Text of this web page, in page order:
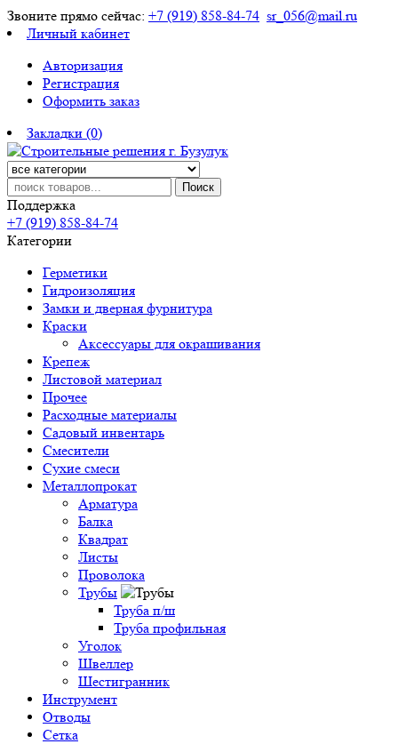
Звоните прямо сейчас: +7 (919) 858-84-74 sr_056@mail.ru
Личный кабинет
Авторизация
Регистрация
Оформить заказ
Закладки (0)
Поиск
Поддержка
+7 (919) 858-84-74
Категории
Герметики
Гидроизоляция
Замки и дверная фурнитура
Краски
Аксессуары для окрашивания
Крепеж
Листовой материал
Прочее
Расходные материалы
Садовый инвентарь
Смесители
Сухие смеси
Металлопрокат
Арматура
Балка
Квадрат
Листы
Проволока
Трубы
Труба п/ш
Труба профильная
Уголок
Швеллер
Шестигранник
Инструмент
Отводы
Сетка